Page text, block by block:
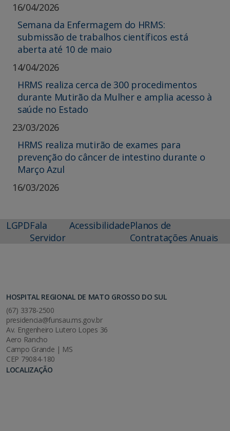
16/04/2026
Semana da Enfermagem do HRMS:
submissão de trabalhos científicos está
aberta até 10 de maio
14/04/2026
HRMS realiza cerca de 300 procedimentos
durante Mutirão da Mulher e amplia acesso à
saúde no Estado
23/03/2026
HRMS realiza mutirão de exames para
prevenção do câncer de intestino durante o
Março Azul
16/03/2026
LGPDFala
Servidor
AcessibilidadePlanos de
Contratações Anuais
HOSPITAL REGIONAL DE MATO GROSSO DO SUL
(67) 3378-2500
presidencia@funsau.ms.gov.br
Av. Engenheiro Lutero Lopes 36
Aero Rancho
Campo Grande | MS
CEP 79084-180
LOCALIZAÇÃO